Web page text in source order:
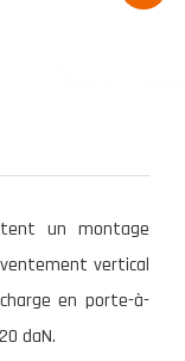
un montage
vertical
en porte-à-
daN.